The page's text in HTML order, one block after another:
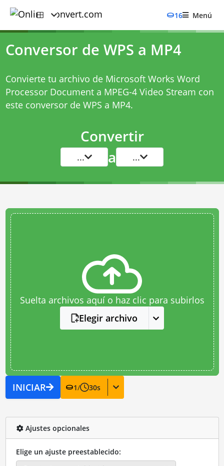
16 Menú
Conversor de WPS a MP4
Convierte tu archivo de Microsoft Works Word
Processor Document a MPEG-4 Video Stream con
este conversor de WPS a MP4.
Convertir
... a ...
Suelta archivos aquí o haz clic para subirlos
Elegir archivo
INICIAR 1/ 30s
Ajustes opcionales
Elige un ajuste preestablecido: